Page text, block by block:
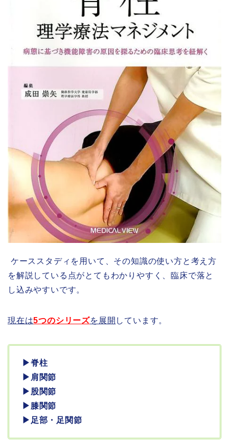
ケーススタディを用いて、その知識の使い方と考え方
を解説している点がとてもわかりやすく、臨床で落と
し込みやすいです。
現在は5つのシリーズを展開 しています。
▶︎脊柱
▶︎肩関節
▶︎股関節
▶︎膝関節
▶︎足部・足関節